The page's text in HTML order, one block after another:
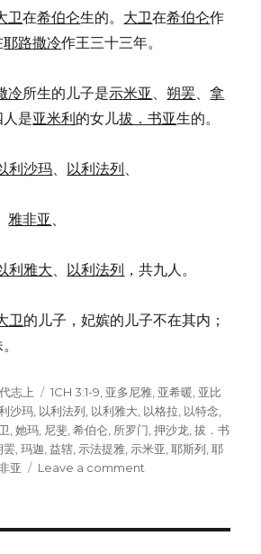
卫在希伯仑生的。 大卫在希伯仑作
耶路撒冷作王三十三年。
冷所生的儿子是示米亚 、朔罢、拿
人是亚米利的女儿拔．书亚生的。
利沙玛、 以利法列、
雅非亚 、
利雅大、 以利法列 ，共九人。
卫的儿子，妃嫔的儿子不在其内；
志上 Tags
1CH 3:1-9 亚多尼雅 亚希暖 亚比
沙玛 以利法列 以利雅大 以格拉 以特念
,她玛 尼斐 ,希伯仑 所罗门 ,押沙龙 ,拔．书
罢 ,玛迦 ,益辖 示法提雅 示米亚 ,耶斯列 ,耶
亚 Leave a comment